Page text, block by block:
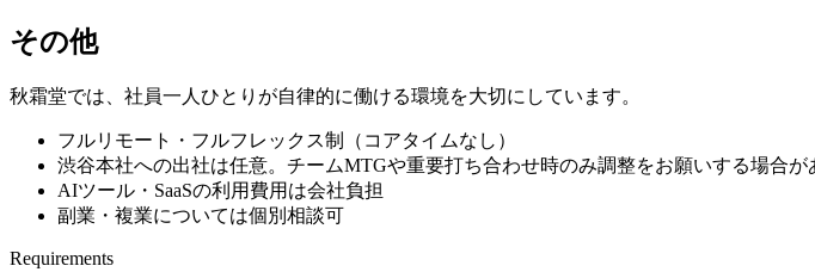
その他
秋霜堂では、社員一人ひとりが自律的に働ける環境を大切にしています。
フルリモート・フルフレックス制（コアタイムなし）
渋谷本社への出社は任意。チームMTGや重要打ち合わせ時のみ調整をお願いする場合が
AIツール・SaaSの利用費用は会社負担
副業・複業については個別相談可
Requirements